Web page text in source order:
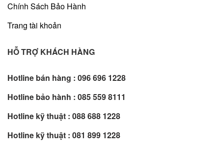
Chính Sách Bảo Hành
Trang tài khoản
HỖ TRỢ KHÁCH HÀNG
Hotline bán hàng : 096 696 1228
Hotline bảo hành : 085 559 8111
Hotline kỹ thuật : 088 688 1228
Hotline kỹ thuật : 081 899 1228